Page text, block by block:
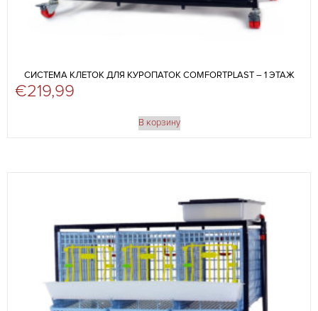
СИСТЕМА КЛЕТОК ДЛЯ КУРОПАТОК COMFORTPLAST – 1 ЭТАЖ
€219,99
В корзину